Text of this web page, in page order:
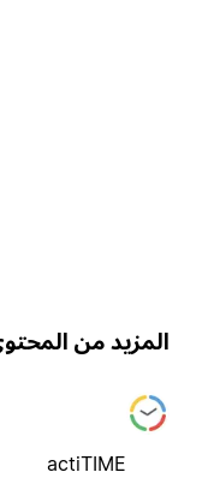
من المحتوى
actiTIME